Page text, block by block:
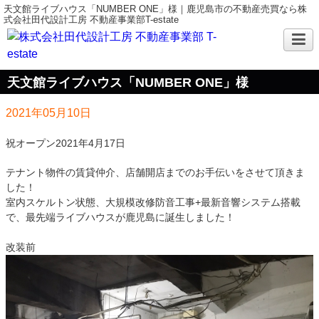
天文館ライブハウス「NUMBER ONE」様｜鹿児島市の不動産売買なら株
式会社田代設計工房 不動産事業部T-estate
天文館ライブハウス「NUMBER ONE」様
2021年05月10日
祝オープン2021年4月17日
テナント物件の賃貸仲介、店舗開店までのお手伝いをさせて頂きま
した！
室内スケルトン状態、大規模改修防音工事+最新音響システム搭載
で、最先端ライブハウスが鹿児島に誕生しました！
改装前